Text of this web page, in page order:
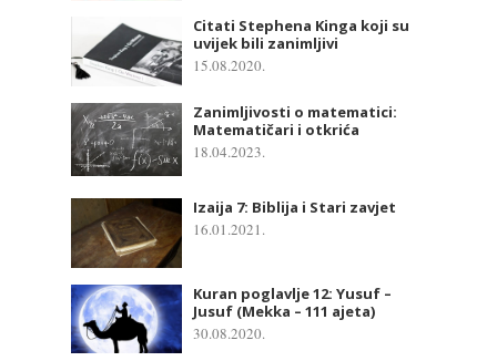
Citati Stephena Kinga koji su
uvijek bili zanimljivi
15.08.2020.
Zanimljivosti o matematici:
Matematičari i otkrića
18.04.2023.
Izaija 7: Biblija i Stari zavjet
16.01.2021.
Kuran poglavlje 12: Yusuf –
Jusuf (Mekka – 111 ajeta)
30.08.2020.